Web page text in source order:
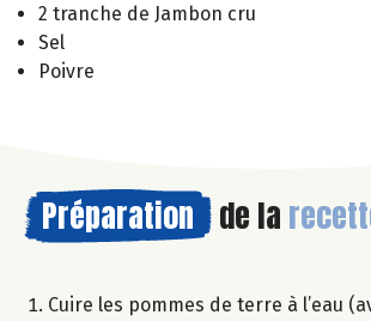
2 tranche de Jambon cru
Sel
Poivre
Préparation de la
Cuire les pommes de terre à l’eau